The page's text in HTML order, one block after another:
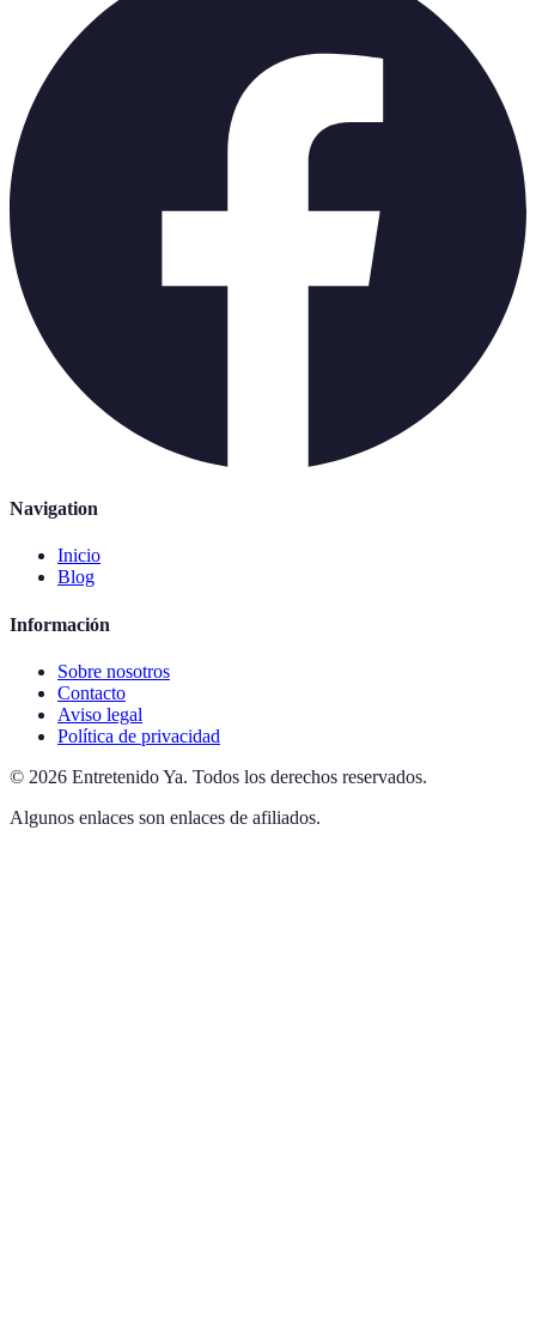
Navigation
Inicio
Blog
Información
Sobre nosotros
Contacto
Aviso legal
Política de privacidad
© 2026 Entretenido Ya. Todos los derechos reservados.
Algunos enlaces son enlaces de afiliados.